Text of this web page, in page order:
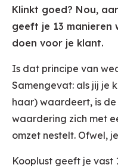
Klinkt goed? Nou,
geeft je 13 manieren
doen voor je klant.
Is dat principe van
Samengevat: als jij je
haar) waardeert, is
waardering zich met
omzet nestelt. Ofwel,
Kooplust geeft je vast